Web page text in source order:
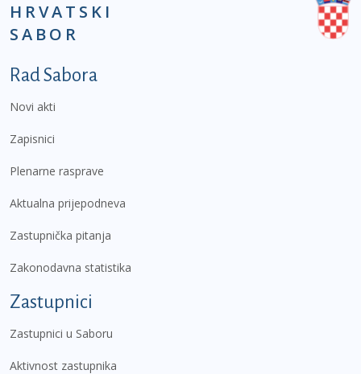
HRVATSKI
SABOR
Podnožje prvi izbornik
Rad Sabora
Novi akti
Zapisnici
Plenarne rasprave
Aktualna prijepodneva
Zastupnička pitanja
Zakonodavna statistika
Zastupnici
Zastupnici u Saboru
Aktivnost zastupnika